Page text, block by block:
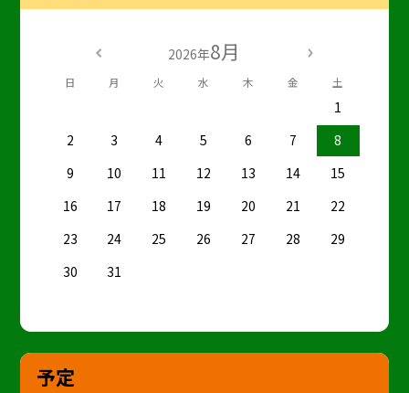
2026年8月
日 月 火 水 木 金 土
1
2
3 4 5 6 7
8
9
10 11 12 13 14
15
16
17 18 19 20 21
22
23
24 25 26 27 28
29
30
31
予定